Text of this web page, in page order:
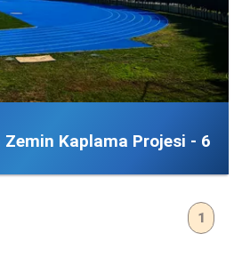
Kaplama Projesi - 6
1